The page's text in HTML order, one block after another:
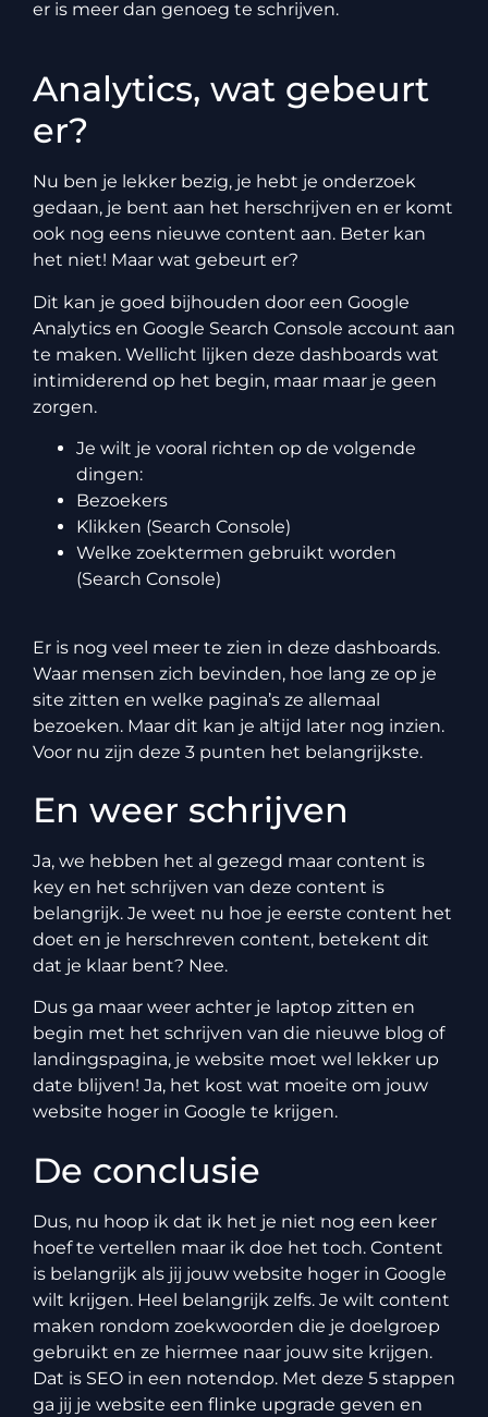
er is meer dan genoeg te schrijven.
Analytics, wat gebeurt
er?
Nu ben je lekker bezig, je hebt je onderzoek
gedaan, je bent aan het herschrijven en er komt
ook nog eens nieuwe content aan. Beter kan
het niet! Maar wat gebeurt er?
Dit kan je goed bijhouden door een Google
Analytics en Google Search Console account aan
te maken. Wellicht lijken deze dashboards wat
intimiderend op het begin, maar maar je geen
zorgen.
Je wilt je vooral richten op de volgende
dingen:
Bezoekers
Klikken (Search Console)
Welke zoektermen gebruikt worden
(Search Console)
Er is nog veel meer te zien in deze dashboards.
Waar mensen zich bevinden, hoe lang ze op je
site zitten en welke pagina’s ze allemaal
bezoeken. Maar dit kan je altijd later nog inzien.
Voor nu zijn deze 3 punten het belangrijkste.
En weer schrijven
Ja, we hebben het al gezegd maar content is
key en het schrijven van deze content is
belangrijk. Je weet nu hoe je eerste content het
doet en je herschreven content, betekent dit
dat je klaar bent? Nee.
Dus ga maar weer achter je laptop zitten en
begin met het schrijven van die nieuwe blog of
landingspagina, je website moet wel lekker up
date blijven! Ja, het kost wat moeite om jouw
website hoger in Google te krijgen.
De conclusie
Dus, nu hoop ik dat ik het je niet nog een keer
hoef te vertellen maar ik doe het toch. Content
is belangrijk als jij jouw website hoger in Google
wilt krijgen. Heel belangrijk zelfs. Je wilt content
maken rondom zoekwoorden die je doelgroep
gebruikt en ze hiermee naar jouw site krijgen.
Dat is SEO in een notendop. Met deze 5 stappen
ga jij je website een flinke upgrade geven en